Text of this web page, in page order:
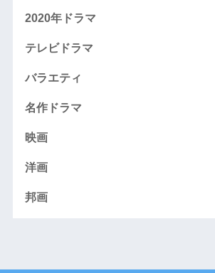
2020年ドラマ
テレビドラマ
バラエティ
名作ドラマ
映画
洋画
邦画